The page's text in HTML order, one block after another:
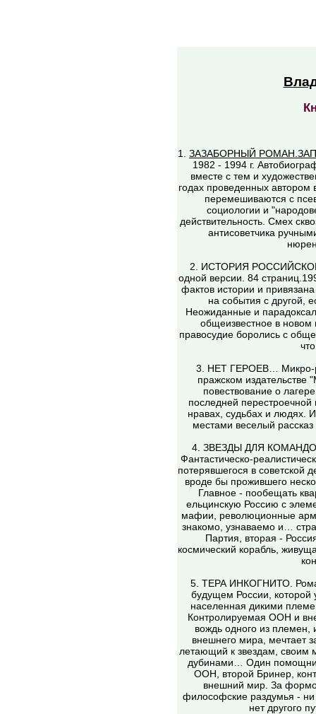
1. ЗАЗАБОРНЫЙ
1982 - 1994 г.
вместе с тем и
годах проведенных автором
перемешиваются с
социологии и
действительность. Смех
антисоветчика
2. ИСТОРИЯ
одной версии. 84
фактов истории и
на события с другой,
Неожиданные и
общеизвестное в новом
правосудие боролись с
3. НЕТ ГЕРОЕВ… Микро-
пражском издательстве
повествование о
последней
нравах, судьбах и людях.
местами веселый
4. ЗВЕЗДЫ ДЛЯ
Фантастическо-
потерявшегося в советской
вроде бы прожившего
Главное - пообещать
ельцинскую Россию с
мафии, революционные
знакомо, узнаваемо и…
Партия, вторая -
космический корабль,
5. ТЕРА ИНКОГНИТО.
будущем России, которой
населенная дикими
Контролируемая ООН и
вождь одного из
внешнего мира, мечтает
летающий к звездам, своим
дубинами… Один
ООН, второй Бринер,
внешний мир. За
философские раздумья - ни
нет другого